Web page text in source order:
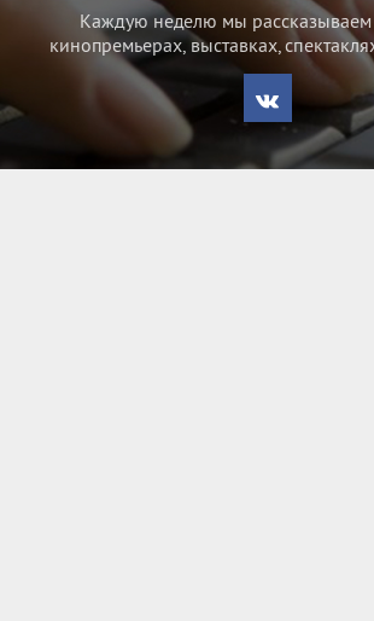
Каждую неделю мы рассказываем
кинопремьерах, выставках,